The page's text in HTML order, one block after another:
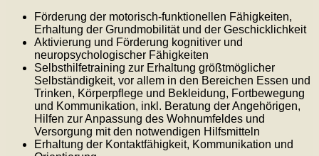
Förderung der motorisch-funktionellen Fähigkeiten,
Erhaltung der Grundmobilität und der Geschicklichkeit
Aktivierung und Förderung kognitiver und
neuropsychologischer Fähigkeiten
Selbsthilfetraining zur Erhaltung größtmöglicher
Selbständigkeit, vor allem in den Bereichen Essen und
Trinken, Körperpflege und Bekleidung, Fortbewegung
und Kommunikation, inkl. Beratung der Angehörigen,
Hilfen zur Anpassung des Wohnumfeldes und
Versorgung mit den notwendigen Hilfsmitteln
Erhaltung der Kontaktfähigkeit, Kommunikation und